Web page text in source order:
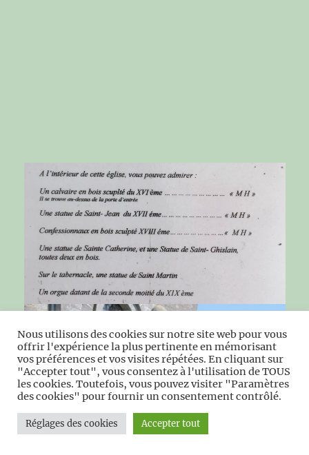
Nous utilisons des cookies sur notre site web pour vous
offrir l'expérience la plus pertinente en mémorisant
vos préférences et vos visites répétées. En cliquant sur
"Accepter tout", vous consentez à l'utilisation de TOUS
les cookies. Toutefois, vous pouvez visiter "Paramètres
des cookies" pour fournir un consentement contrôlé.
Réglages des cookies Accepter tout